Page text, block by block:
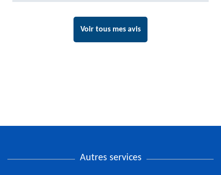
Voir tous mes avis
Autres services